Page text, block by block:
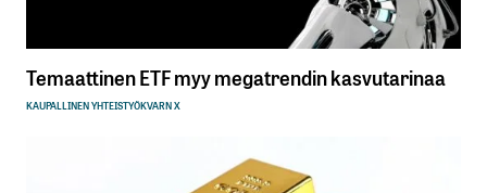
Temaattinen ETF myy megatrendin kasvutarinaa
KAUPALLINEN YHTEISTYÖKVARN X